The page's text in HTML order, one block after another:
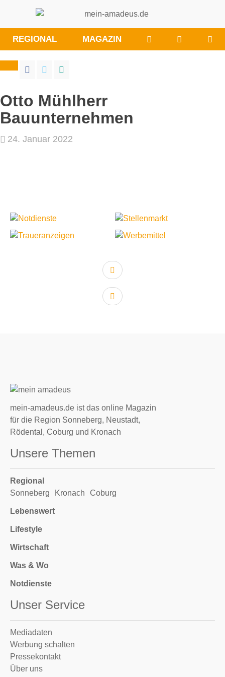
REGIONAL MAGAZIN WÜNSCHE/
SIE
Otto Mühlherr
Bauunternehmen
24. Januar 2022
vorheriger Artikel:
nächster Artikel:
mein-amadeus.de ist das online Magazin
für die Region Sonneberg, Neustadt,
Rödental, Coburg und Kronach
Unsere Themen
Regional
Sonneberg
Kronach Coburg
Lebenswert
Lifestyle
Wirtschaft
Was & Wo
Notdienste
Unser Service
Mediadaten
Werbung schalten
Pressekontakt
Über uns